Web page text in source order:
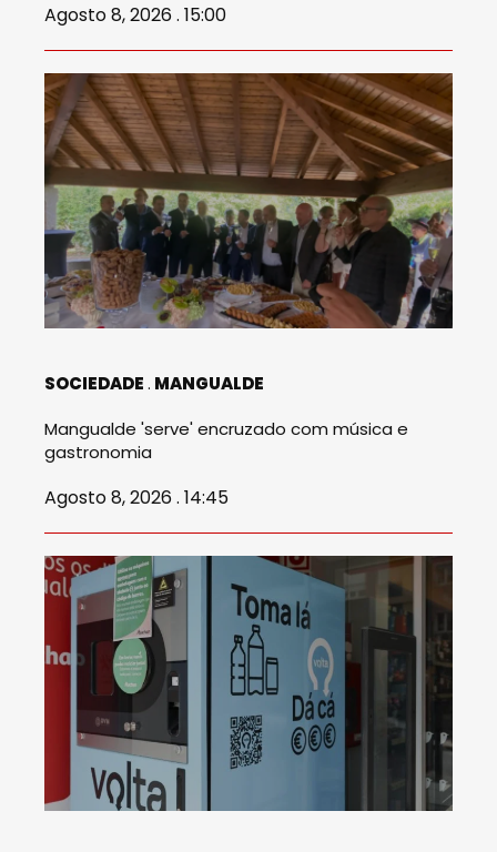
Agosto 8, 2026 . 15:00
SOCIEDADE MANGUALDE
Mangualde 'serve' encruzado com música e
gastronomia
Agosto 8, 2026 . 14:45